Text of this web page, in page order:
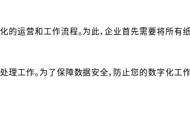
运营和工作流程。为此，企业首先需要将所有
工作。为了保障数据安全，防止您的数字化工